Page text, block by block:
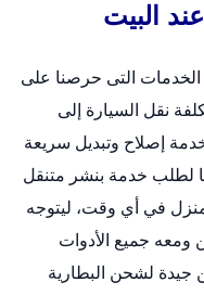
البيت
التى حرصنا على
نقل السيارة إلى
إصلاح وتبديل سريعة
لطلب خدمة بنشر متنقل
في أي وقت، ليتوجه
ومعه جميع الأدوات
جيدة لشحن البطارية